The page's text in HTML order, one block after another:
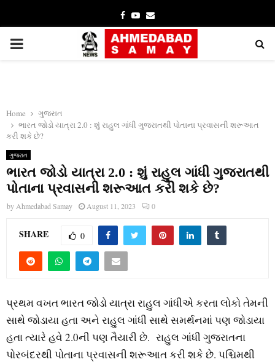
Facebook
YoutubeEmail
PRIMARY
Home
ગુજરાત
ભારત જોડો યાત્રા 2.0 : શું રાહુલ ગાંધી ગુજરાતથી પોતાના પ્રવાસની શરૂઆત
કરી શકે છે?
ગુજરાત
ભારત જોડો યાત્રા 2.0 : શું રાહુલ ગાંધી ગુજરાતથી
પોતાના પ્રવાસની શરૂઆત કરી શકે છે?
by Ahmedabad Samay August 11, 2023 0
SHARE 0
પ્રથમ વખત ભારત જોડો યાત્રા રાહુલ ગાંધીએ કરતા લોકો તેમની
સાથે જોડાયા હતા અને રાહુલ ગાંધી સાથે સમર્થનમાં પણ જોડાયા
હતા ત્યારે હવે 2.0ની પણ તૈયારી છે. રાહુલ ગાંધી ગુજરાતના
પોરબંદરથી પોતાના પ્રવાસની શરૂઆત કરી શકે છે. પશ્ચિમથી